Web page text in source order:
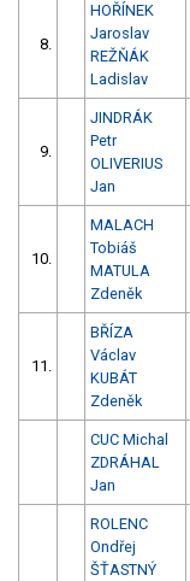
8.
HOŘÍNEK
Jaroslav
REŽŇÁK
Ladislav
9.
JINDRÁK
Petr
OLIVERIUS
Jan
10.
MALACH
Tobiáš
MATULA
Zdeněk
11.
BŘÍZA
Václav
KUBÁT
Zdeněk
CUC Michal
ZDRÁHAL
Jan
ROLENC
Ondřej
ŠŤASTNÝ